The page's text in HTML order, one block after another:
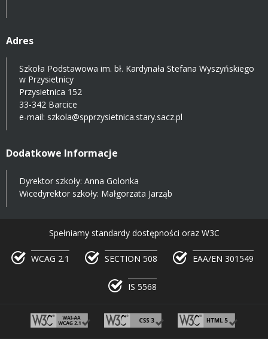
Adres
Szkoła Podstawowa im. bł. Kardynała Stefana Wyszyńskiego
w Przysietnicy
Przysietnica 152
33-342 Barcice
e-mail: szkola@spprzysietnica.stary.sacz.pl
Dodatkowe Informacje
Dyrektor szkoły: Anna Golonka
Wicedyrektor szkoły: Małgorzata Jarząb
Spełniamy standardy dostępności oraz W3C
WCAG 2.1 SECTION 508 EAA/EN 301549
IS 5568